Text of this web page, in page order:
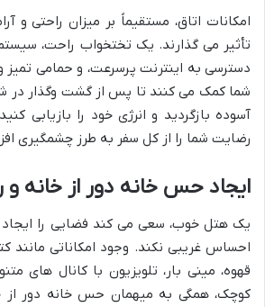
امکانات اتاق، مستقیماً بر میزان راحتی و
تأثیر می گذارند. یک تختخواب راحت،
دسترسی به اینترنت پرسرعت، و حمامی
شما کمک می کنند تا پس از گشت وگذار در
آسوده بازگردید و انرژی خود را بازیابی
رضایت شما را از کل سفر به طرز چشمگیری
ایجاد حس خانه دور از خانه و
یک هتل خوب، سعی می کند فضایی را
احساس غریبی نکند. وجود امکاناتی مانند
قهوه، مینی بار، تلویزیون با کانال های
کوچک، همگی به میهمان حس خانه دور از